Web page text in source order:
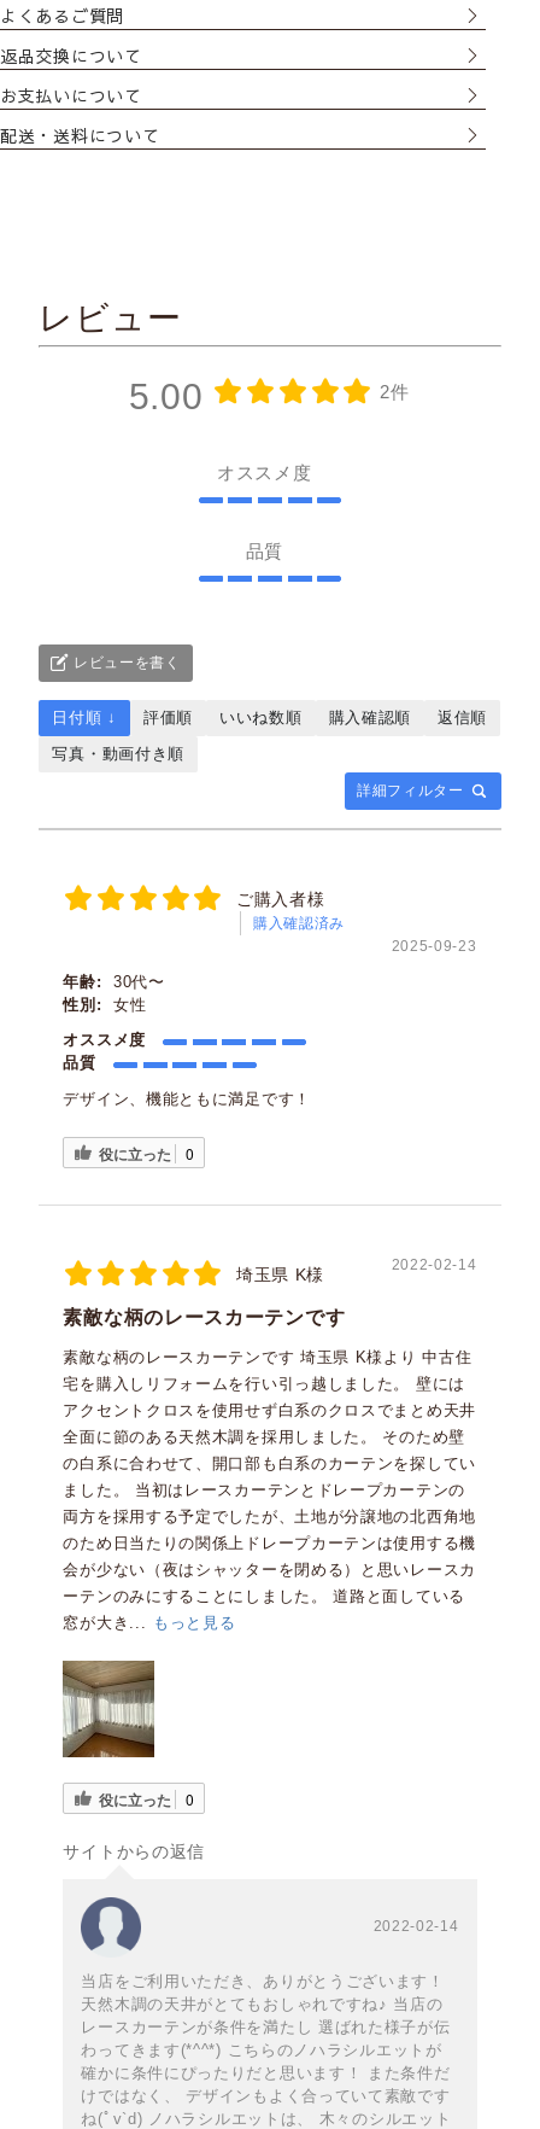
Class１
透け感あり／人の表情や人の動作がわかる
Class２
ほぼ透け感なし／わずかに人の気配を感じる
※レースカーテンに10cm近く接近すると、透け感のない
レースでもぼんやりとシルエットがわかる場合がありま
よくあるご質問
返品交換について
お支払いについて
配送・送料について
レビュー
5.00 2件
オススメ度
品質
レビューを書く
詳細フィルター
日付順 ↓ 評価順 いいね数順 購入確認順
返信順
写真・動画付き順
ご購入者様
購入確認済み
2025-09-23
年齢:
30代〜
性別:
女性
オススメ度
品質
デザイン、機能ともに満足です！
役に立った 0
埼玉県 K様 2022-02-14
素敵な柄のレースカーテンです
素敵な柄のレースカーテンです 埼玉県 K様より 中古住
宅を購入しリフォームを行い引っ越しました。 壁には
アクセントクロスを使用せず白系のクロスでまとめ天井
全面に節のある天然木調を採用しました。 そのため壁
の白系に合わせて、開口部も白系のカーテンを探してい
ました。 当初はレースカーテンとドレープカーテンの
両方を採用する予定でしたが、土地が分譲地の北西角地
のため日当たりの関係上ドレープカーテンは使用する機
会が少ない（夜はシャッターを閉める）と思いレースカ
ーテンのみにすることにしました。 道路と面している
窓が大き... もっと見る
役に立った 0
サイトからの返信
2022-02-14
当店をご利用いただき、ありがとうございます！
天然木調の天井がとてもおしゃれですね♪ 当店の
レースカーテンが条件を満たし 選ばれた様子が伝
わってきます(*^^*) こちらのノハラシルエットが
確かに条件にぴったりだと思います！ また条件だ
けではなく、 デザインもよく合っていて素敵です
ね(ﾟv`d) ノハラシルエットは、 木々のシルエット